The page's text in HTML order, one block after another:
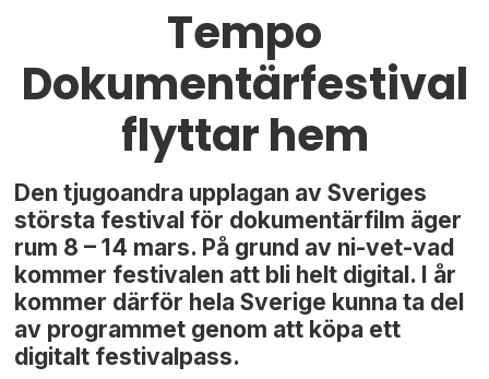
Tempo
Dokumentärfestival
flyttar hem
Den tjugoandra upplagan av Sveriges
största festival för dokumentärfilm äger
rum 8 – 14 mars. På grund av ni-vet-vad
kommer festivalen att bli helt digital. I år
kommer därför hela Sverige kunna ta del
av programmet genom att köpa ett
digitalt festivalpass.